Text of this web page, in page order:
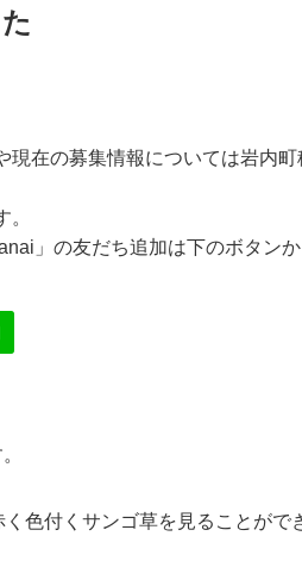
在の募集情報については岩内町
」の友だち追加は下のボタン
色付くサンゴ草を見ることがで